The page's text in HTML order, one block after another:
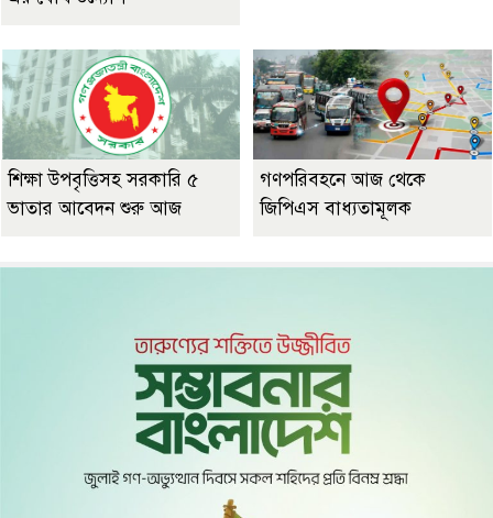
শিক্ষা উপবৃত্তিসহ সরকারি ৫
ভাতার আবেদন শুরু আজ
গণপরিবহনে আজ থেকে
জিপিএস বাধ্যতামূলক